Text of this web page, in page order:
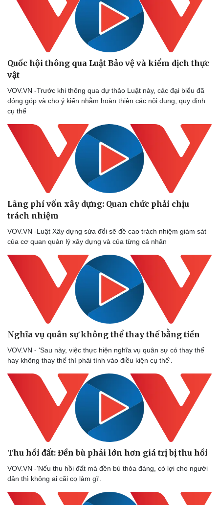
Lịch thi đấu bóng đá
Thế giới thể thao
eSports
Hậu trường
Xe máy
Tư vấn
Quốc hội thông qua Luật Bảo vệ và kiểm dịch thực
vật
VOV.VN -Trước khi thông qua dự thảo Luật này, các đại biểu đã
đóng góp và cho ý kiến nhằm hoàn thiện các nội dung, quy định
cụ thể
Lãng phí vốn xây dựng: Quan chức phải chịu
trách nhiệm
VOV.VN -Luật Xây dựng sửa đổi sẽ đề cao trách nhiệm giám sát
của cơ quan quản lý xây dựng và của từng cá nhân
Nghĩa vụ quân sự không thể thay thế bằng tiền
VOV.VN - 'Sau này, việc thực hiện nghĩa vụ quân sự có thay thế
hay không thay thế thì phải tính vào điều kiện cụ thể'.
Thu hồi đất: Đền bù phải lớn hơn giá trị bị thu hồi
VOV.VN -'Nếu thu hồi đất mà đền bù thỏa đáng, có lợi cho người
dân thì không ai cãi cọ làm gì'.